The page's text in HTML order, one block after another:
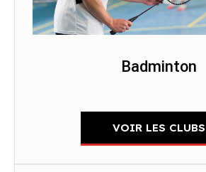
Badminton
VOIR LES CLUBS